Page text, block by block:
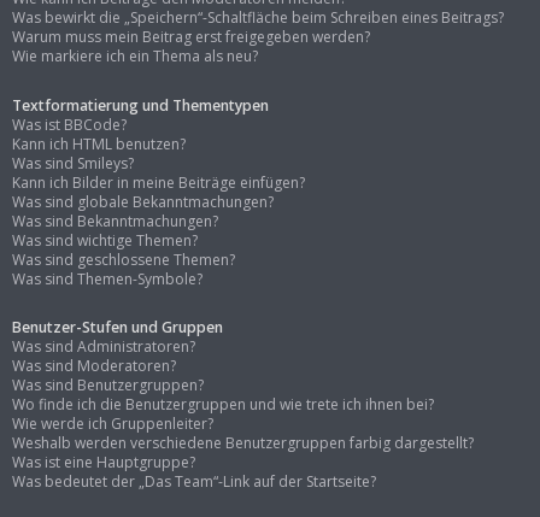
Was bewirkt die „Speichern“-Schaltfläche beim Schreiben eines Beitrags?
Warum muss mein Beitrag erst freigegeben werden?
Wie markiere ich ein Thema als neu?
Textformatierung und Thementypen
Was ist BBCode?
Kann ich HTML benutzen?
Was sind Smileys?
Kann ich Bilder in meine Beiträge einfügen?
Was sind globale Bekanntmachungen?
Was sind Bekanntmachungen?
Was sind wichtige Themen?
Was sind geschlossene Themen?
Was sind Themen-Symbole?
Benutzer-Stufen und Gruppen
Was sind Administratoren?
Was sind Moderatoren?
Was sind Benutzergruppen?
Wo finde ich die Benutzergruppen und wie trete ich ihnen bei?
Wie werde ich Gruppenleiter?
Weshalb werden verschiedene Benutzergruppen farbig dargestellt?
Was ist eine Hauptgruppe?
Was bedeutet der „Das Team“-Link auf der Startseite?